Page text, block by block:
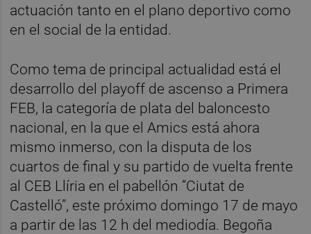
actuación tanto en el plano deportivo como
en el social de la entidad.
Como tema de principal actualidad está el
desarrollo del playoff de ascenso a Primera
FEB, la categoría de plata del baloncesto
nacional, en la que el Amics está ahora
mismo inmerso, con la disputa de los
cuartos de final y su partido de vuelta frente
al CEB Llíria en el pabellón “Ciutat de
Castelló”, este próximo domingo 17 de mayo
a partir de las 12 h del mediodía. Begoña